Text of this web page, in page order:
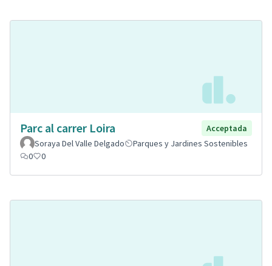
Parc al carrer Loira
Acceptada
Soraya Del Valle Delgado
Parques y Jardines Sostenibles
0
0